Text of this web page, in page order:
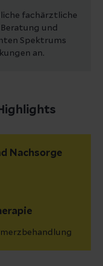
fachärztliche
und
Spektrums
an.
Nachsorge